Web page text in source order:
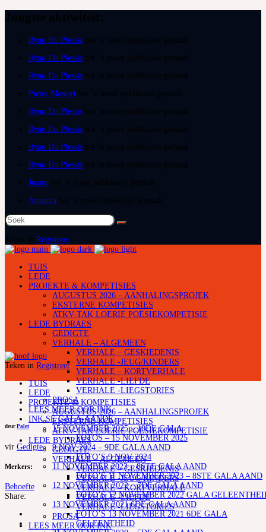
Ryno Du Plessis
Ryno Du Plessis
Ryno Du Plessis
Pieter Mostert
Ryno Du Plessis
Ryno Du Plessis
Ryno Du Plessis
Ryno Du Plessis
Juanri
Amanda
Soek
na:
Registreer
TUIS
LEDE
PROJEKTE & KOMPETISIES
AUGUSTUS 2026 – AANHALINGSPROJEK
EKSTERNE KOMPETISIES
ATKV-TAK LOERIE POËSIEKOMPETISIE
LEDE BYDRAES
GEDIGTE
VERHALE – ALGEMEEN
VERHALE – GESKIEDENIS
VERHALE -JEUG/KINDERS
VERHALE – KORTVERHALE
VERHALE -LIEFDE
VERHALE -LIEGSTORIES
PROSA
LEES MEER OOR INK
INK SE GALA-AANDE
15 NOVEMBER 2025 – 10DE GALA
FOTOS – 15 NOVEMBER 2025
9 NOV 2024 – 9DE GALA AAND
FOTO’S 9 NOV 2024
11 NOVEMBER 2023 – 8STE GALA AAND
FOTO’S 11 NOVEMBER 2023 – 8STE GALA AAND
12 NOVEMBER 2022 – 7DE GALA AAND
FOTO’S 12 NOVEMBER 2022 GALA
13 NOVEMBER 2021 6DE GALA AAND
FOTO’S 13 NOVEMBER 2021 6DE GALA
GELEENTHEID
Teken in Registreer
TUIS
LEDE
PROJEKTE & KOMPETISIES
AUGUSTUS 2026 – AANHALINGSPROJEK
EKSTERNE KOMPETISIES
ATKV-TAK LOERIE POËSIEKOMPETISIE
LEDE BYDRAES
GEDIGTE
VERHALE – ALGEMEEN
VERHALE – GESKIEDENIS
VERHALE -JEUG/KINDERS
VERHALE – KORTVERHALE
VERHALE -LIEFDE
VERHALE -LIEGSTORIES
PROSA
LEES MEER OOR INK
deur Palet
vir Gedigte
Merkers:
Behoefte
Share: